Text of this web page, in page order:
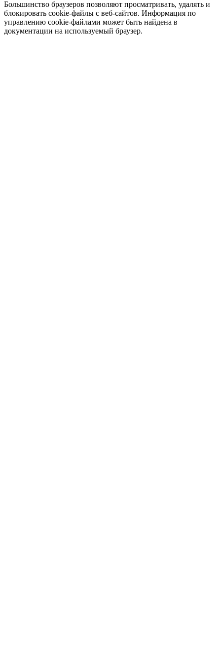
Большинство браузеров позволяют просматривать, удалять и
блокировать cookie-файлы c веб-сайтов. Информация по
управлению cookie-файлами может быть найдена в
документации на используемый браузер.